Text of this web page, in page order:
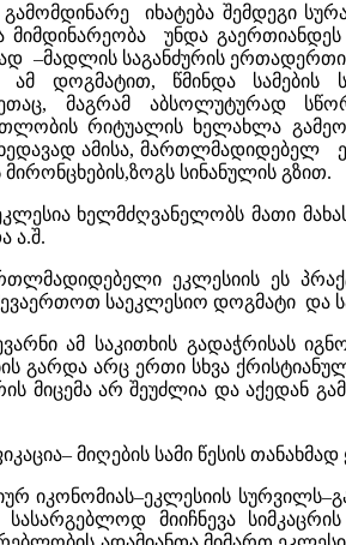
გამომდინარე იხატება შემდეგი
მიმდინარეობა უნდა
–მადლის საგანძურის
ამ დოგმატით, წმინდა
მაგრამ აბსოლუტურად
რიტუალის ხელახლა
ამისა,
სინანულის გზით.
ხელმძღვანელობს მათი
ა.შ.
ეკლესიის ეს
საეკლესიო დოგმატი და
ამ საკითხის გადაჭრისას
გარდა არც ერთი სხვა
მიცემა არ შეუძლია და აქედან
მიღების სამი წესის
იკონომიას–ეკლესიის
მიიჩნევა